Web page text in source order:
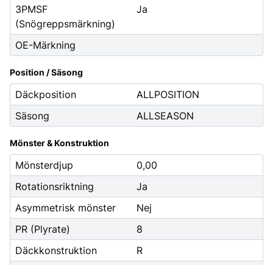
3PMSF
(Snögreppsmärkning)
Ja
OE-Märkning
Position / Säsong
Däckposition
ALLPOSITION
Säsong
ALLSEASON
Mönster & Konstruktion
Mönsterdjup
0,00
Rotationsriktning
Ja
Asymmetrisk mönster
Nej
PR (Plyrate)
8
Däckkonstruktion
R